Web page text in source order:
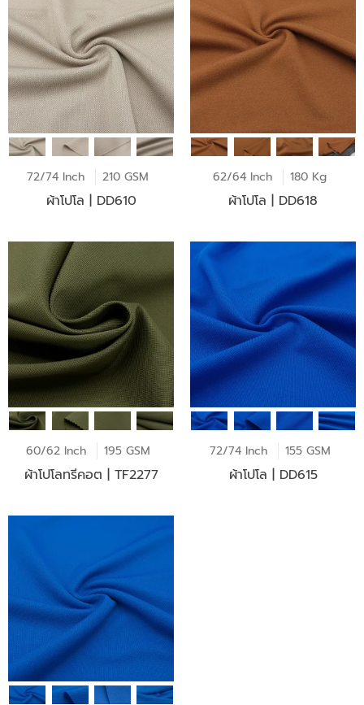
72/74 Inch 210 GSM
ผ้าโปโล | DD610
62/64 Inch 180 Kg
ผ้าโปโล | DD618
60/62 Inch 195 GSM
ผ้าโปโลทรีคอต | TF2277
72/74 Inch 155 GSM
ผ้าโปโล | DD615